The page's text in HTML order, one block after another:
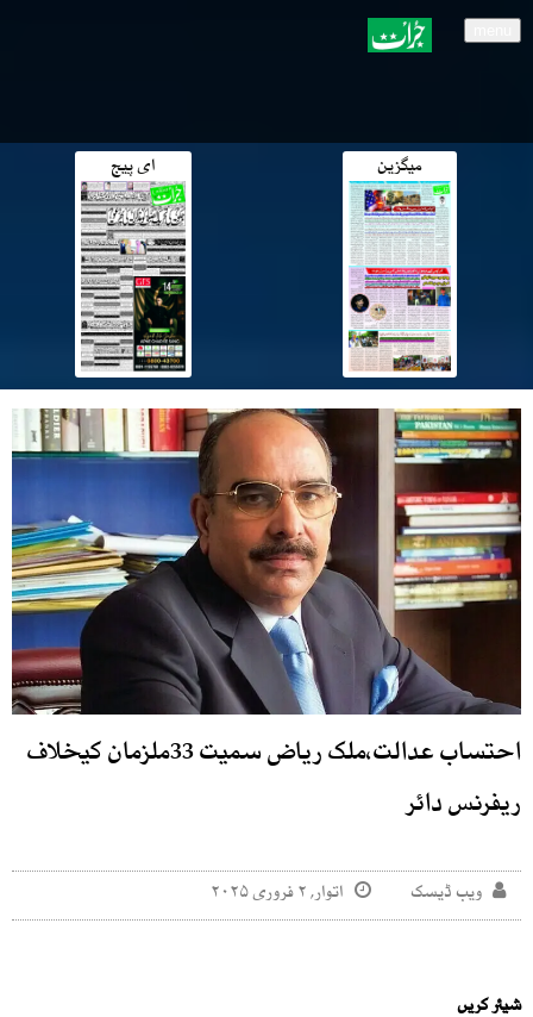
میگزین ای پیج
احتساب عدالت،ملک ریاض سمیت 33ملزمان کیخلاف
ریفرنس دائر
ویب ڈیسک اتوار, ۲ فروری ۲۰۲۵
شیئر کریں